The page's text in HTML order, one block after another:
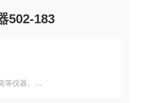
502-183
仪器。